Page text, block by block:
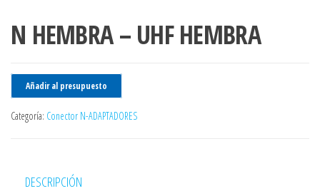
N HEMBRA – UHF HEMBRA
Añadir al presupuesto
Categoría: Conector N-ADAPTADORES
DESCRIPCIÓN